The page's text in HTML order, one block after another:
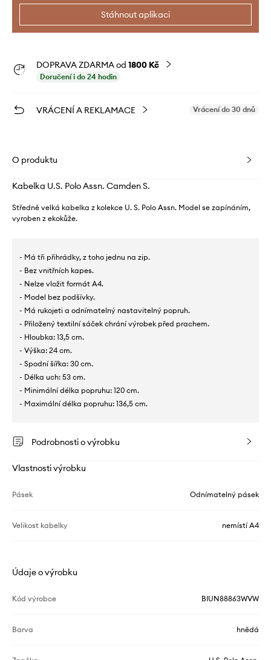
Stáhnout aplikaci
DOPRAVA ZDARMA od 1800 Kč
Doručení i do 24 hodin
VRÁCENÍ A REKLAMACE Vrácení do 30 dnů
O produktu
Kabelka U.S. Polo Assn. Camden S.
Středně velká kabelka z kolekce U. S. Polo Assn. Model se zapínáním,
vyroben z ekokůže.
- Má tři přihrádky, z toho jednu na zip.
- Bez vnitřních kapes.
- Nelze vložit formát A4.
- Model bez podšívky.
- Má rukojeti a odnímatelný nastavitelný popruh.
- Přiložený textilní sáček chrání výrobek před prachem.
- Hloubka: 13,5 cm.
- Výška: 24 cm.
- Spodní šířka: 30 cm.
- Délka uch: 53 cm.
- Minimální délka popruhu: 120 cm.
- Maximální délka popruhu: 136,5 cm.
Podrobnosti o výrobku
Vlastnosti výrobku
Pásek Odnímatelný pásek
Velikost kabelky nemístí A4
Údaje o výrobku
Kód výrobce BIUN88863WVW
Barva hnědá